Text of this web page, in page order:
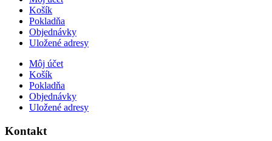
Košík
Pokladňa
Objednávky
Uložené adresy
Môj účet
Košík
Pokladňa
Objednávky
Uložené adresy
Kontakt